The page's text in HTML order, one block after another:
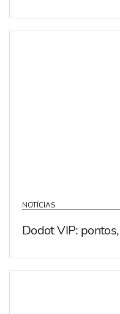
NOTÍCIAS
Dodot VIP: